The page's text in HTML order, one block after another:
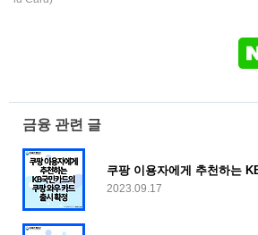
금융 관련 글
2023.09.17